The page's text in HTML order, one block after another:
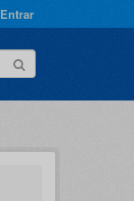
Entrar